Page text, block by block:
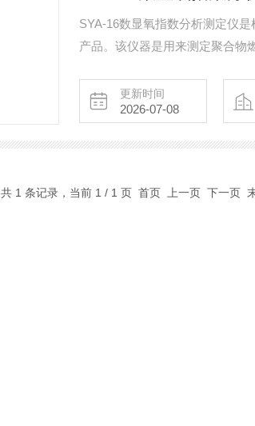
SYA-16数显氧指数分析测定仪
产品。该仪器是用来测定聚合物
中，刚好维持式样燃烧所需的氧
更新时间
2026-07-08
共 1 条记录，当前 1 / 1 页 首页 上一页 下一页